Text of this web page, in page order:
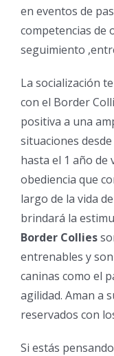
en eventos de
competencias de
seguimiento
La socialización
con el Border
positiva a una
situaciones
hasta el 1 año de
obediencia que
largo de la vida
brindará la
Border Collies
entrenables y
caninas como el
agilidad. Aman a
reservados con
Si estás